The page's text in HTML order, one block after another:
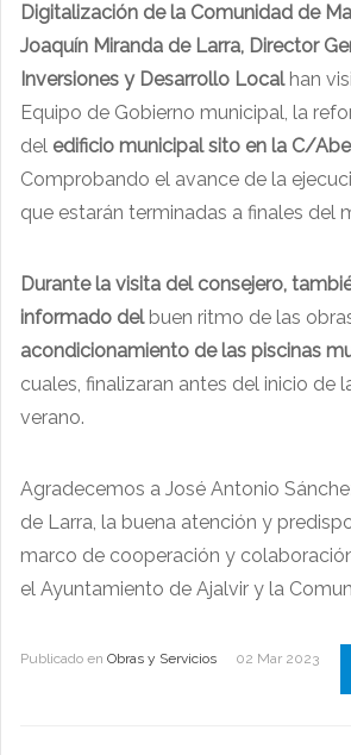
Digitalización de la Comunidad de
Joaquín Miranda de Larra, Director
Inversiones y Desarrollo Localhan
Equipo de Gobierno municipal, la
del edificio municipal sito en la C/
Comprobando el avance de la
que estarán terminadas a finales del
Durante la visita del consejero,
informado del buen ritmo de las
acondicionamiento de las piscinas
cuales, finalizaran antes del inicio de
verano.
Agradecemos a José Antonio
de Larra, la buena atención y
marco de cooperación y
el Ayuntamiento de Ajalvir y la
Publicado en Obras y Servicios 02 Mar 2023